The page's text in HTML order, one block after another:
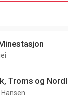
Troms og
Hansen